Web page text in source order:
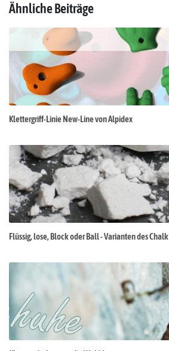
Ähnliche Beiträge
Klettergriff-Linie New-Line von Alpidex
Flüssig, lose, Block oder Ball - Varianten des Chalk